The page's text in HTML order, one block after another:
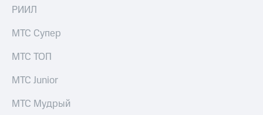
Рынок
акций
Описание
приобретения
Порядок
выкупа
РИИЛ
МТС Супер
МТС ТОП
МТС Junior
МТС Мудрый